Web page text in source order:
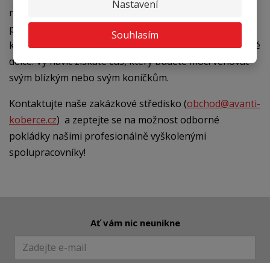
Nastavení
Souhlasím
nabízené služby odborné podkládky a instalace
podlahových krytin. Na práci našich profesionálních
kladečů Vám firma AVANTI poskytuje záruku v zákonné
délce. Vy navíc získáte čas, který budete moci věnovat
svým blízkým nebo svým koníčkům.
Kontaktujte naše zakázkové středisko (obchod@avanti-
koberce.cz) a zeptejte se na možnost odborné
pokládky našimi profesionálně vyškolenými
spolupracovníky!
Ať vám nic neunikne